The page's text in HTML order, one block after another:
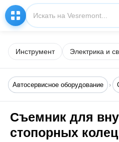
Инструмент Электрика и
Автосервисное оборудование
Съемник для
стопорных